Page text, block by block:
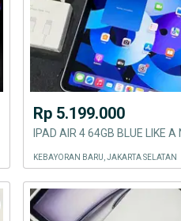
Rp 5.199.000
KEBAYORAN BARU, JAKARTA SELATAN